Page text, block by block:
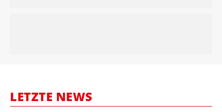
LETZTE NEWS